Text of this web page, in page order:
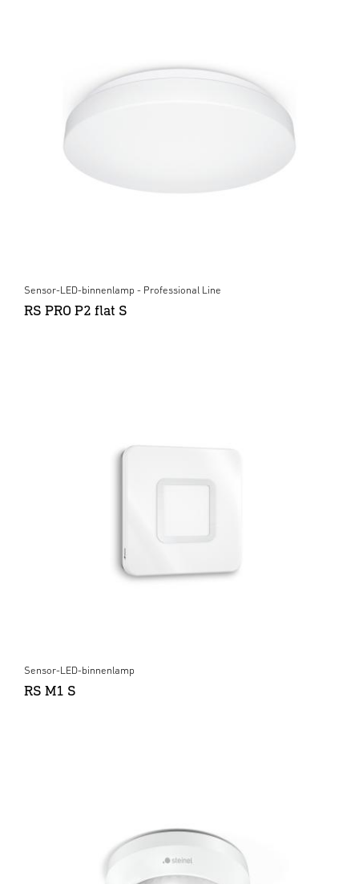
Sensor-LED-binnenlamp - Professional Line
RS PRO P2 flat S
Sensor-LED-binnenlamp
RS M1 S